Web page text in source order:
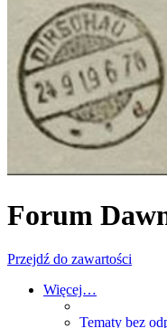
Forum
Przejdź do zawartości
Więcej…
Tematy bez